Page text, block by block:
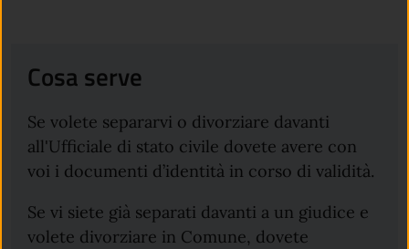
Cosa serve
Se volete separarvi o divorziare davanti
all'Ufficiale di stato civile dovete avere con
voi i documenti d’identità in corso di validità.
Se vi siete già separati davanti a un giudice e
volete divorziare in Comune, dovete